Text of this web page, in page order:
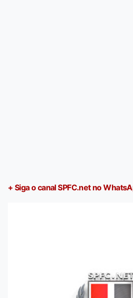
+ Siga o canal SPFC.net no